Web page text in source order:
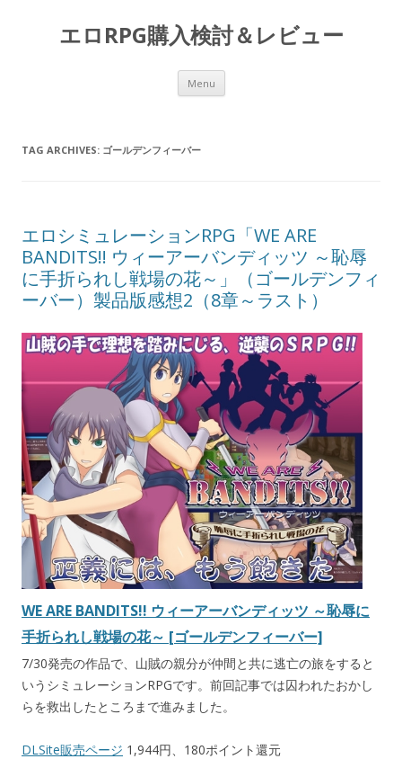
エロRPG購入検討＆レビュー
Menu Skip to content
TAG ARCHIVES: ゴールデンフィーバー
エロシミュレーションRPG「WE ARE
BANDITS!! ウィーアーバンディッツ ～恥辱
に手折られし戦場の花～」（ゴールデンフィ
ーバー）製品版感想2（8章～ラスト）
WE ARE BANDITS!! ウィーアーバンディッツ ～恥辱に
手折られし戦場の花～ [ゴールデンフィーバー]
7/30発売の作品で、山賊の親分が仲間と共に逃亡の旅をすると
いうシミュレーションRPGです。前回記事では囚われたおかし
らを救出したところまで進みました。
DLSite販売ページ 1,944円、180ポイント還元